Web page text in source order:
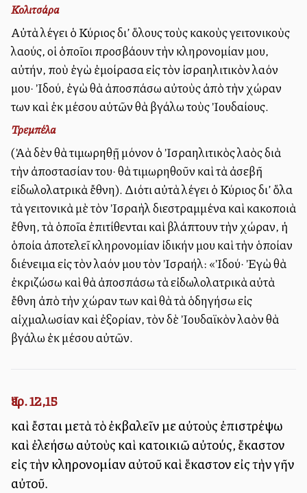
Κολιτσάρα
Αὐτὰ λέγει ὁ Κύριος δι’ ὅλους τοὺς κακοὺς γειτονικοὺς
λαούς, οἱ ὁποῖοι προσβάλλουν τὴν κληρονομίαν μου,
αὐτήν, ποὺ ἐγὼ ἐμοίρασα εἰς τὸν ἰσραηλιτικὸν λαόν
μου· Ἰδού, ἐγὼ θὰ ἀποσπάσω αὐτοὺς ἀπὸ τὴν χώραν
των καὶ ἐκ μέσου αὐτῶν θὰ βγάλω τοὺς Ἰουδαίους.
Τρεμπέλα
(Ἀλλὰ δὲν θὰ τιμωρηθῇ μόνον ὁ Ἰσραηλιτικὸς λαὸς διὰ
τὴν ἀποστασίαν του· θὰ τιμωρηθοῦν καὶ τὰ ἀσεβῆ
εἰδωλολατρικὰ ἔθνη). Διότι αὐτὰ λέγει ὁ Κύριος δι’ ὅλα
τὰ γειτονικὰ μὲ τὸν Ἰσραὴλ διεστραμμένα καὶ κακοποιὰ
ἔθνη, τὰ ὁποῖα ἐπιτίθενται καὶ βλάπτουν τὴν χώραν, ἡ
ὁποία ἀποτελεῖ κληρονομίαν ἰδικήν μου καὶ τὴν ὁποίαν
διένειμα εἰς τὸν λαόν μου τὸν Ἰσραήλ: «Ἰδού· Ἐγὼ θὰ
ἐκριζώσω καὶ θὰ ἀποσπάσω τὰ εἰδωλολατρικὰ αὐτὰ
ἔθνη ἀπὸ τὴν χώραν των καὶ θὰ τὰ ὁδηγήσω εἰς
αἰχμαλωσίαν καὶ ἐξορίαν, τὸν δὲ Ἰουδαϊκὸν λαὸν θὰ
βγάλω ἐκ μέσου αὐτῶν.
Ἰερ. 12,15
καὶ ἔσται μετὰ τὸ ἐκβαλεῖν με αὐτοὺς ἐπιστρέψω
καὶ ἐλεήσω αὐτοὺς καὶ κατοικιῶ αὐτούς, ἕκαστον
εἰς τὴν κληρονομίαν αὐτοῦ καὶ ἕκαστον εἰς τὴν γῆν
αὐτοῦ.